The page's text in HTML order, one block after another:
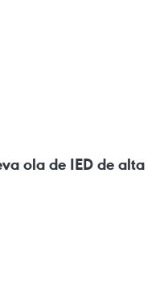
ola de IED de alta